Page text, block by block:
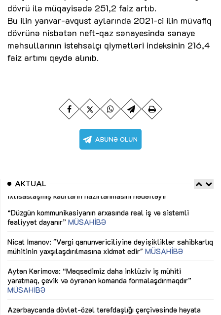
dövrü ilə müqayisədə 251,2 faiz artıb.
Bu ilin yanvar-avqust aylarında 2021-ci ilin müvafiq
dövrünə nisbətən neft-qaz sənayesində sənaye
məhsullarının istehsalçı qiymətləri indeksinin 216,4
faiz artımı qeydə alınıb.
AKTUAL
“Düzgün kommunikasiyanın arxasında real iş və sistemli
fəaliyyət dayanır”MÜSAHİBƏ
mühitinin yaxşılaşdırılmasına xidmət edir"MÜSAHİBƏ
yaratmaq, çevik və öyrənən komanda formalaşdırmaqdır”
MÜSAHİBƏ
keçirilən ilk pilot layihəVİDEO